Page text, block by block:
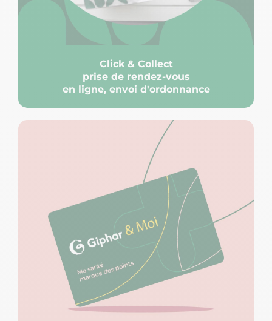
Click & Collect
prise de rendez-vous
en ligne, envoi d'ordonnance